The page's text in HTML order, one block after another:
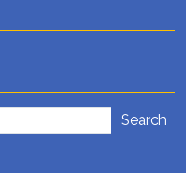
Search